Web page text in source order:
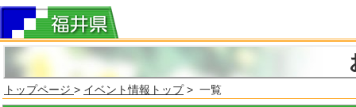
トップページ > イベント情報トップ> 一覧